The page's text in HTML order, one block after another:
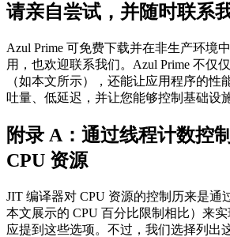
请亲自尝试，并随时联系
Azul Prime 可免费下载并在非生产环境
用，也欢迎联系我们。Azul Prime 不仅
（如本文所示），还能让应用程序的性
吐量、低延迟，并让您能够控制基础设
附录 A：通过线程计数控
CPU 资源
JIT 编译器对 CPU 资源的控制历来是通
本文展示的 CPU 百分比限制相比）来实
应提到这些选项。不过，我们选择列出